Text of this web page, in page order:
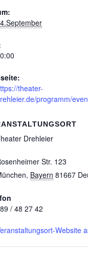
theater-
programm/
Drehleier
Str. 123
, Bayern 81667
/ 48 27 42
Website